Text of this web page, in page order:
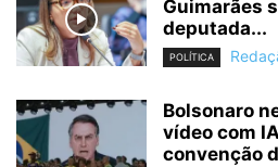
Guimarães
deputada...
POLÍTICA
Bolsonaro
vídeo com
convenção